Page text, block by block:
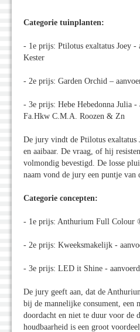
Categorie tuinplanten:
- 1e prijs: Ptilotus exaltatus Joey -
Kester
- 2e prijs: Garden Orchid –
- 3e prijs: Hebe Hebedonna Julia -
Fa.Hkw C.M.A. Roozen & Zn
De jury vindt de Ptilotus exaltatus
en aaibaar. De vraag, of hij
volmondig bevestigd. De losse
naam vond de jury een puntje van
Categorie concepten:
- 1e prijs: Anthurium Full Colour
- 2e prijs: Kweeksmakelijk -
- 3e prijs: LED it Shine -
De jury geeft aan, dat de
bij de mannelijke consument, een
doordacht en niet te duur voor de
houdbaarheid is een groot voordeel.